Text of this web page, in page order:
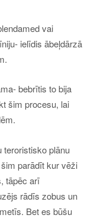
vai
ielīdis ābeļdārzā
bebrītis to bija
šim procesu, lai
teroristisko plānu
parādīt kur vēži
tāpēc arī
rādīs zobus un
Bet es būšu